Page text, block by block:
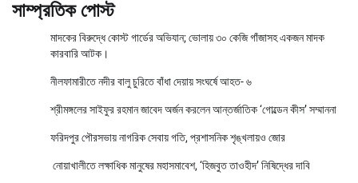
সাম্প্রতিক পোস্ট
মাদকের বিরুদ্ধে কোস্ট গার্ডের অভিযান; ভোলায় ৩০ কেজি গাঁজাসহ একজন মাদক
কারবারি আটক।
নীলফামারীতে নদীর বালু চুরিতে বাঁধা দেয়ায় সংঘর্ষে আহত- ৬
শ্রীমঙ্গলের সাইফুর রহমান জাবেদ অর্জন করলেন আন্তর্জাতিক ‘গোল্ডেন কীস’ সম্মাননা
ফরিদপুর পৌরসভায় নাগরিক সেবায় গতি, প্রশাসনিক শৃঙ্খলায়ও জোর
নোয়াখালীতে লক্ষাধিক মানুষের মহাসমাবেশ, ‘হিজবুত তাওহীদ’ নিষিদ্ধের দাবি